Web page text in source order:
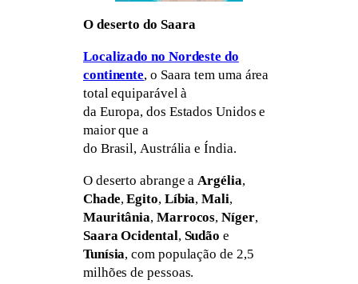
O deserto do Saara
Localizado no Nordeste do
continente, o Saara tem uma área
total equiparável à
da Europa, dos Estados Unidos e
maior que a
do Brasil, Austrália e Índia.
O deserto abrange aArgélia,
Chade,Egito,Líbia,Mali,
Mauritânia, Marrocos,Níger,
Saara Ocidental, Sudão e
Tunísia, com população de 2,5
milhões de pessoas.